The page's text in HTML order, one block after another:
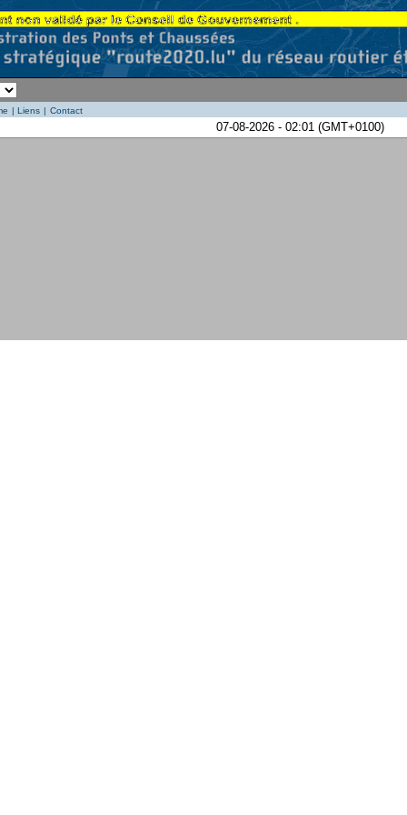
| Liens | Contact
07-08-2026 - 02:01 (GMT+0100)